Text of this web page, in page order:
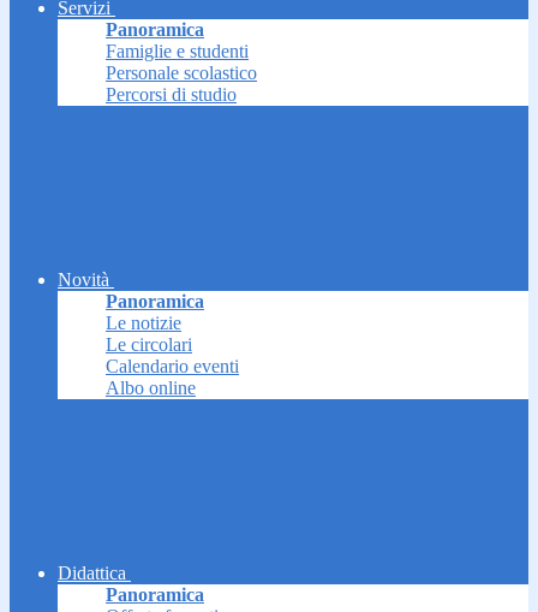
Servizi
Panoramica
Famiglie e studenti
Personale scolastico
Percorsi di studio
Novità
Panoramica
Le notizie
Le circolari
Calendario eventi
Albo online
Didattica
Panoramica